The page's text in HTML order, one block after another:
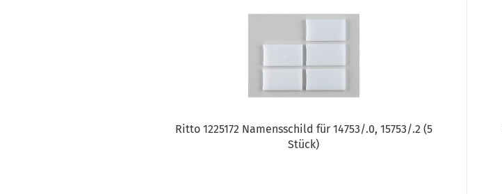
Ritto 1225172 Namensschild für 14753/.0, 15753/.2 (5
Stück)